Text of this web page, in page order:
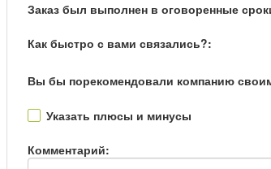
Заказ был выполнен в оговоренные
Как быстро с вами связались?:
Вы бы порекомендовали компанию
Указать плюсы и минусы
Комментарий: